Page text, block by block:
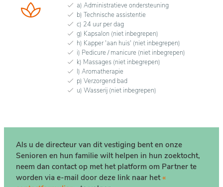
a) Administratieve ondersteuning
b) Technische assistentie
c) 24 uur per dag
g) Kapsalon (niet inbegrepen)
h) Kapper 'aan huis' (niet inbegrepen)
i) Pedicure / manicure (niet inbegrepen)
k) Massages (niet inbegrepen)
l) Aromatherapie
p) Verzorgend bad
u) Wasserij (niet inbegrepen)
Als u de directeur van dit vestiging bent en onze
Senioren en hun familie wilt helpen in hun zoektocht,
neem dan contact op met het platform om Partner te
worden via e-mail door deze link naar het «